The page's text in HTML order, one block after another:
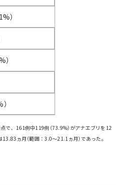
）
）
で、161例中119例（73.9%）がアナエブリを12
ヵ月（範囲：3.0～21.1ヵ月）であった。